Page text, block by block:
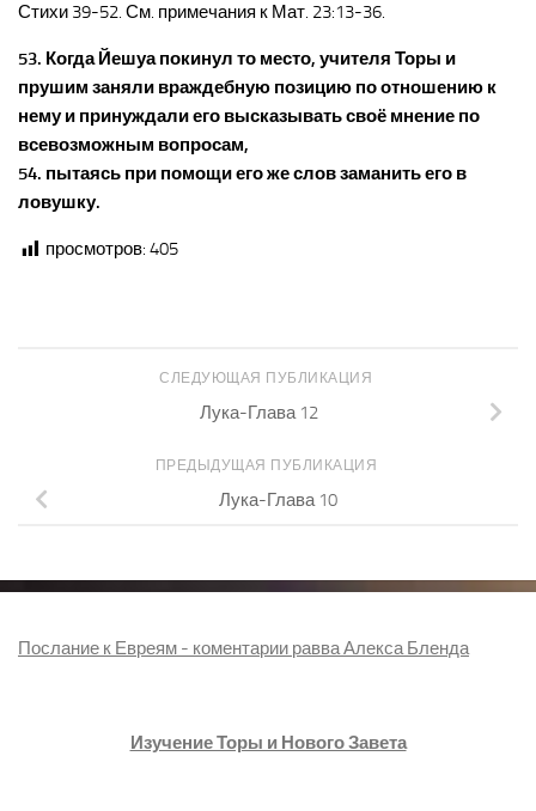
Стихи 39-52. См. примечания к Мат. 23:13-36.
53. Когда Йешуа покинул то место, учителя Торы и
прушим заняли враждебную позицию по отношению к
нему и принуждали его высказывать своё мнение по
всевозможным вопросам,
54. пытаясь при помощи его же слов заманить его в
ловушку.
просмотров: 405
СЛЕДУЮЩАЯ ПУБЛИКАЦИЯ
Лука-Глава 12
ПРЕДЫДУЩАЯ ПУБЛИКАЦИЯ
Лука-Глава 10
Послание к Евреям - коментарии равва Алекса Бленда
Изучение Торы и Нового Завета